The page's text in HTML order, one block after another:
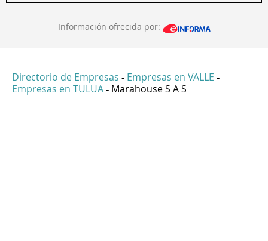
Información ofrecida por:
Directorio de Empresas - Empresas en VALLE -
Empresas en TULUA - Marahouse S A S